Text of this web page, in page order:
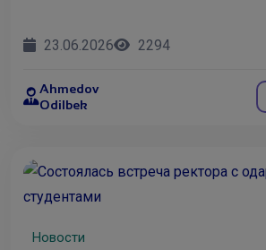
23.06.2026 2294
Ahmedov
Odilbek
Новости